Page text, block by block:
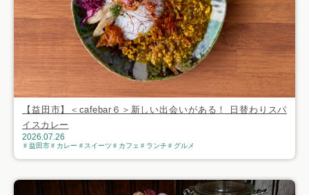
【益田市】＜cafebar６＞新しい出会いがある！ 日替わりスパ
イスカレー
2026.07.26
益田市 カレー スイーツ カフェ ランチ グルメ